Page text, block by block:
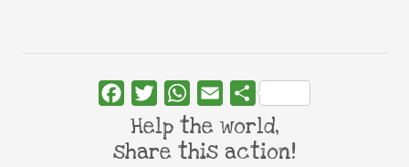
FacebookTwitterWhatsApp
Email Share
Help the world,
share this action!